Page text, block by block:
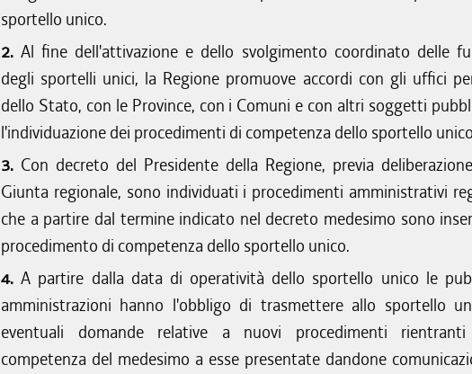
sportello unico.
2. Al fine dell'attivazione e dello svolgimento coordinato delle
degli sportelli unici, la Regione promuove accordi con gli uffici
dello Stato, con le Province, con i Comuni e con altri soggetti
l'individuazione dei procedimenti di competenza dello sportello
3. Con decreto del Presidente della Regione, previa
Giunta regionale, sono individuati i procedimenti amministrativi
che a partire dal termine indicato nel decreto medesimo sono
procedimento di competenza dello sportello unico.
4. A partire dalla data di operatività dello sportello unico le
amministrazioni hanno l'obbligo di trasmettere allo sportello
eventuali domande relative a nuovi procedimenti
competenza del medesimo a esse presentate dandone